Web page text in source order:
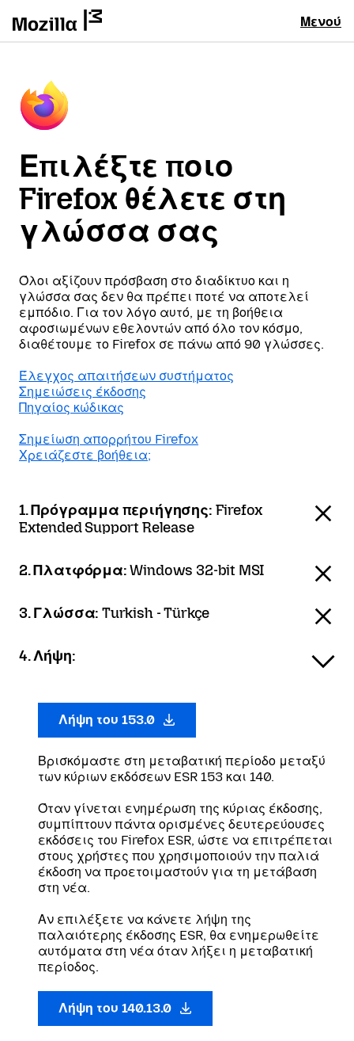
Μενού
Επιλέξτε ποιο
Firefox θέλετε στη
γλώσσα σας
Όλοι αξίζουν πρόσβαση στο διαδίκτυο και η
γλώσσα σας δεν θα πρέπει ποτέ να αποτελεί
εμπόδιο. Για τον λόγο αυτό, με τη βοήθεια
αφοσιωμένων εθελοντών από όλο τον κόσμο,
διαθέτουμε το Firefox σε πάνω από 90 γλώσσες.
Έλεγχος απαιτήσεων συστήματος
Σημειώσεις έκδοσης
Πηγαίος κώδικας
Σημείωση απορρήτου Firefox
Χρειάζεστε βοήθεια;
1. Πρόγραμμα περιήγησης: Firefox
Extended Support Release
2. Πλατφόρμα:Windows 32-bit MSI
3. Γλώσσα:Turkish - Türkçe
4. Λήψη:
Λήψη του 153.0
Βρισκόμαστε στη μεταβατική περίοδο μεταξύ
των κύριων εκδόσεων ESR 153 και 140.
Όταν γίνεται ενημέρωση της κύριας έκδοσης,
συμπίπτουν πάντα ορισμένες δευτερεύουσες
εκδόσεις του Firefox ESR, ώστε να επιτρέπεται
στους χρήστες που χρησιμοποιούν την παλιά
έκδοση να προετοιμαστούν για τη μετάβαση
στη νέα.
Αν επιλέξετε να κάνετε λήψη της
παλαιότερης έκδοσης ESR, θα ενημερωθείτε
αυτόματα στη νέα όταν λήξει η μεταβατική
περίοδος.
Λήψη του 140.13.0